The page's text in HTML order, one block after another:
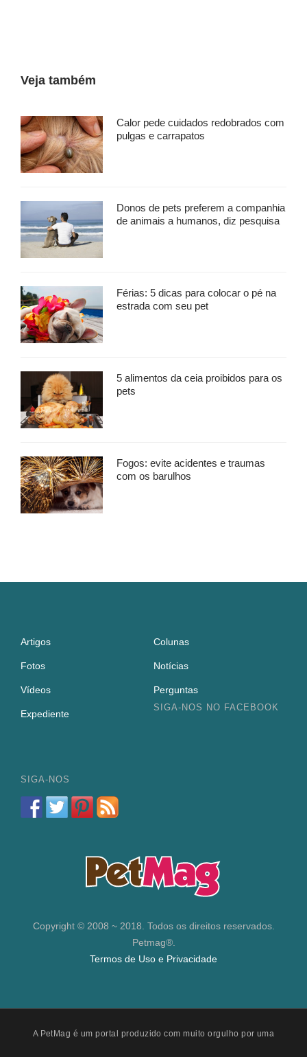
Veja também
Calor pede cuidados redobrados com
pulgas e carrapatos
Donos de pets preferem a companhia
de animais a humanos, diz pesquisa
Férias: 5 dicas para colocar o pé na
estrada com seu pet
5 alimentos da ceia proibidos para os
pets
Fogos: evite acidentes e traumas
com os barulhos
Artigos Colunas
Fotos Notícias
Vídeos Perguntas
Expediente
SIGA-NOS NO FACEBOOK
SIGA-NOS
Copyright © 2008 ~ 2018. Todos os direitos reservados.
Petmag®.
Termos de Uso e Privacidade
A PetMag é um portal produzido com muito orgulho por uma